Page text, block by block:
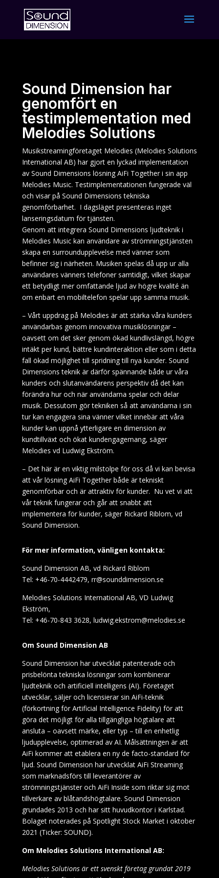
Sound Dimension har
genomfört en
testimplementation med
Melodies Solutions
Musikstreamingföretaget Melodies (Melodies Solutions
International AB) har gjort en lyckad implementation
av Sound Dimensions lösning AiFi Together i sin app
Melodies Music. Testimplementationen fungerade väl
och visar på Sound Dimensions tekniska
genomförbarhet. I dagsläget presenteras inget
lanseringsdatum för tjänsten.
Genom att integrera Sound Dimensions ljudteknik i
Melodies Music kan användare av strömningstjänsten
skapa en surroundupplevelse med vänner som
befinner sig i närheten. Musiken spelas då upp ur alla
användares vänners telefoner samtidigt, vilket skapar
ett betydligt mer omfattande ljud av högre kvalité än
om enbart en mobiltelefon spelar upp samma musik.
– Vårt uppdrag på Melodies är att stärka våra kunders
användarbas genom innovativa musiklösningar –
oavsett om det sker genom ökad kundlivslängd, högre
intäkt per kund, bättre kundinteraktion eller som i detta
fall ökad möjlighet till spridning till nya kunder. Sound
Dimensions teknik är därför spännande både ur våra
kunders och slutanvändarens perspektiv då det kan
förändra hur och när användarna spelar och delar
musik. Dessutom gör tekniken så att användarna i sin
tur kan engagera sina vänner vilket innebär att våra
kunder kan uppnå ytterligare en dimension av
kundtillväxt och ökat kundengagemang, säger
Melodies vd Ludwig Ekström.
– Det här är en viktig milstolpe för oss då vi kan bevisa
att vår lösning AiFi Together både är tekniskt
genomförbar och är attraktiv för kunder. Nu vet vi att
vår teknik fungerar och går att snabbt att
implementera för kunder, säger Rickard Riblom, vd
Sound Dimension.
För mer information, vänligen kontakta:
Sound Dimension AB, vd Rickard Riblom
Tel: +46-70-4442479, rr@sounddimension.se
Melodies Solutions International AB, VD Ludwig
Ekström,
Tel: +46-70-843 3628, ludwig.ekstrom@melodies.se
Om Sound Dimension AB
Sound Dimension har utvecklat patenterade och
prisbelönta tekniska lösningar som kombinerar
ljudteknik och artificiell intelligens (AI). Företaget
utvecklar, säljer och licensierar sin AiFi-teknik
(förkortning för Artificial Intelligence Fidelity) för att
göra det möjligt för alla tillgängliga högtalare att
ansluta – oavsett märke, eller typ – till en enhetlig
ljudupplevelse, optimerad av AI. Målsättningen är att
AiFi kommer att etablera en ny de facto-standard för
ljud. Sound Dimension har utvecklat AiFi Streaming
som marknadsförs till leverantörer av
strömningstjänster och AiFi Inside som riktar sig mot
tillverkare av blåtandshögtalare. Sound Dimension
grundades 2013 och har sitt huvudkontor i Karlstad.
Bolaget noterades på Spotlight Stock Market i oktober
2021 (Ticker: SOUND).
Om Melodies Solutions International AB:
Melodies Solutions är ett svenskt företag grundat 2019